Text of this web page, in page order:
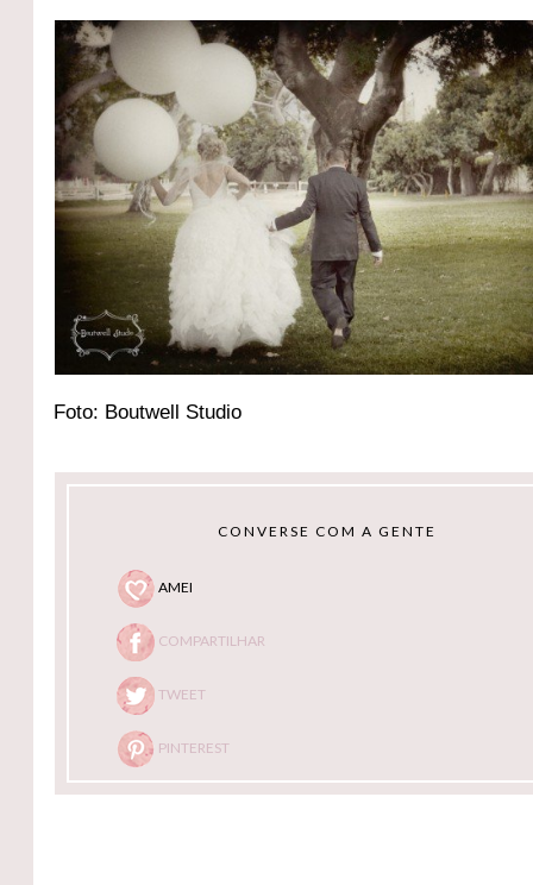
Foto: Boutwell Studio
CONVERSE COM A GENTE
AMEI
COMPARTILHAR
TWEET
PINTEREST